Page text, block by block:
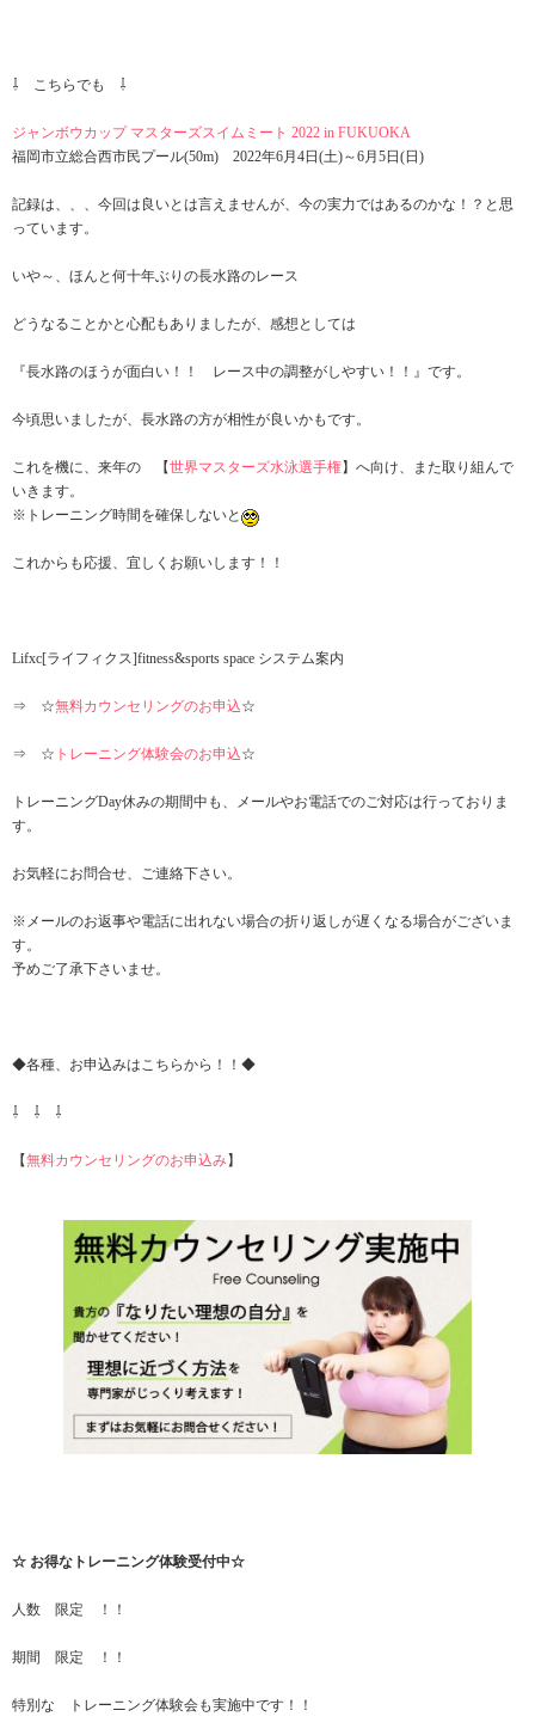
⇩ こちらでも ⇩
ジャンボウカップ マスターズスイムミート 2022 in FUKUOKA
福岡市立総合西市民プール(50m) 2022年6月4日(土)～6月5日(日)
記録は、、、今回は良いとは言えませんが、今の実力ではあるのかな！？と思
っています。
いや～、ほんと何十年ぶりの長水路のレース
どうなることかと心配もありましたが、感想としては
『長水路のほうが面白い！！ レース中の調整がしやすい！！』です。
今頃思いましたが、長水路の方が相性が良いかもです。
これを機に、来年の 【世界マスターズ水泳選手権】へ向け、また取り組んで
いきます。
※トレーニング時間を確保しないと
これからも応援、宜しくお願いします！！
Lifxc[ライフィクス]fitness&sports space システム案内
⇒ ☆無料カウンセリングのお申込☆
⇒ ☆ トレーニング体験会のお申込☆
トレーニングDay休みの期間中も、メールやお電話でのご対応は行っておりま
す。
お気軽にお問合せ、ご連絡下さい。
※メールのお返事や電話に出れない場合の折り返しが遅くなる場合がございま
す。
予めご了承下さいませ。
◆各種、お申込みはこちらから！！◆
⇩ ⇩ ⇩
【無料カウンセリングのお申込み】
☆ お得なトレーニング体験受付中☆
人数 限定 ！！
期間 限定 ！！
特別な トレーニング体験会も実施中です！！